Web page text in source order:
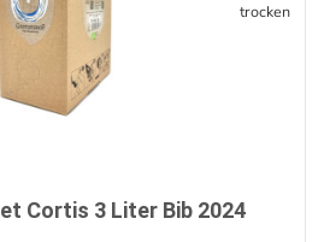
trocken
Cortis 3 Liter Bib 2024